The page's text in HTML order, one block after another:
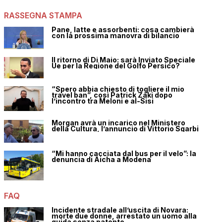
RASSEGNA STAMPA
Pane, latte e assorbenti: cosa cambierà
con la prossima manovra di bilancio
Il ritorno di Di Maio: sarà Inviato Speciale
Ue per la Regione del Golfo Persico?
“Spero abbia chiesto di togliere il mio
travel ban”, così Patrick Zaki dopo
l’incontro tra Meloni e al-Sisi
Morgan avrà un incarico nel Ministero
della Cultura, l’annuncio di Vittorio Sgarbi
“Mi hanno cacciata dal bus per il velo”: la
denuncia di Aicha a Modena
FAQ
Incidente stradale all’uscita di Novara:
morte due donne, arrestato un uomo alla